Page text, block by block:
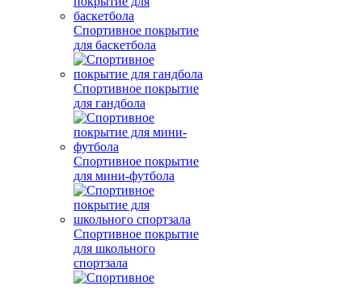
Спортивное покрытие
для баскетбола
Спортивное покрытие
для гандбола
Спортивное покрытие
для мини-футбола
Спортивное покрытие
для школьного
спортзала